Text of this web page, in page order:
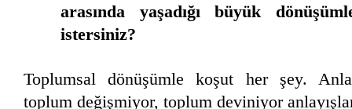
arasında yaşadığı büyük
istersiniz?
Toplumsal dönüşümle koşut her şey.
toplum değişmiyor, toplum deviniyor